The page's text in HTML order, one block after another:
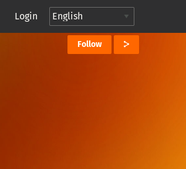
Login
Follow